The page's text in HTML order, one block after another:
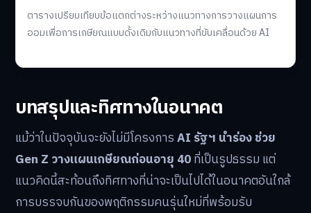
ตารางเปรียบเทียบข้อแตกต่างระหว่างแนวทางการวางแผนการ
ออมเพื่อการเกษียณแบบดั้งเดิมกับแนวทางที่ขับเคลื่อนด้วย AI
บทสรุปและทิศทางในอนาคต
แม้ว่าในปัจจุบันจะยังไม่มีโครงการAI รัฐฯ นำร่อง ช่วย
Gen Z วางแผนเกษียณก่อนอายุ 40ที่เป็นรูปธรรม แต่
แนวคิดนี้สะท้อนถึงทิศทางที่น่าจะเป็นไปได้ในอนาคตอันใกล้
การบรรจบกันของพฤติกรรมคนรุ่นใหม่ที่พร้อมรับ